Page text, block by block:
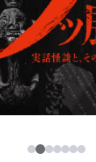
123456